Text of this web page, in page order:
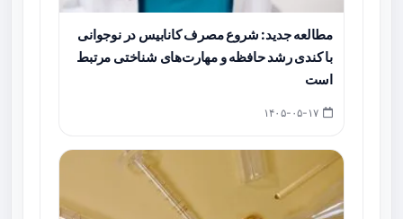
مطالعه جدید: شروع مصرف کانابیس در نوجوانی
با کندی رشد حافظه و مهارت‌های شناختی مرتبط
است